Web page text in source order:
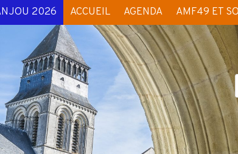
2026 ACCUEIL AGENDA AMF49 ET